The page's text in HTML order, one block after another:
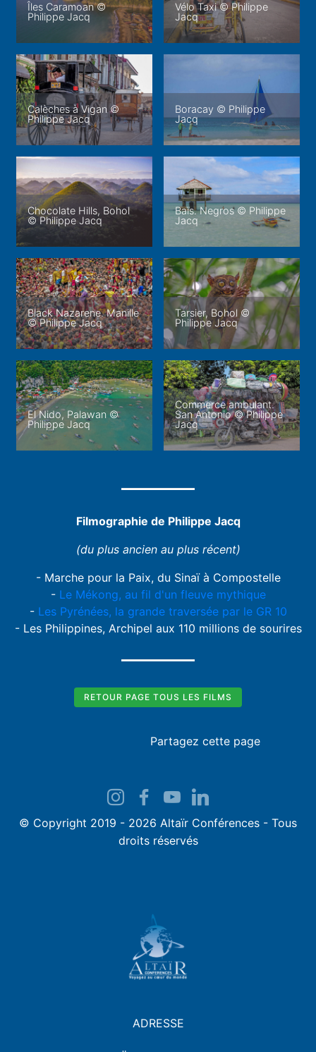
Îles Caramoan ©
Philippe Jacq
Vélo Taxi © Philippe
Jacq
Calèches à Vigan ©
Philippe Jacq
Boracay © Philippe
Jacq
Chocolate Hills, Bohol
© Philippe Jacq
Baïs. Negros © Philippe
Jacq
Black Nazarene. Manille
© Philippe Jacq
Tarsier, Bohol ©
Philippe Jacq
El Nido, Palawan ©
Philippe Jacq
Commerce ambulant.
San Antonio © Philippe
Jacq
Filmographie de Philippe Jacq
(du plus ancien au plus récent)
- Marche pour la Paix, du Sinaï à Compostelle
- Le Mékong, au fil d'un fleuve mythique
- Les Pyrénées, la grande traversée par le GR 10
- Les Philippines, Archipel aux 110 millions de sourires
RETOUR PAGE TOUS LES FILMS
Partagez cette page
© Copyright 2019 - 2026 Altaïr Conférences - Tous
droits réservés
ADRESSE